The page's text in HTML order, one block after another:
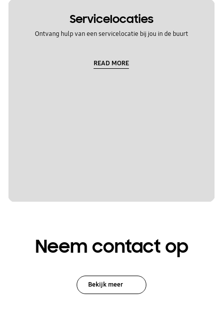
Servicelocaties
Ontvang hulp van een servicelocatie bij jou in de buurt
READ MORE
Neem contact op
Bekijk meer